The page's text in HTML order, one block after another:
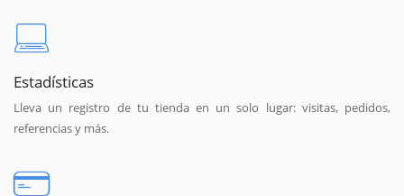
Estadísticas
Lleva un registro de tu tienda en un solo lugar: visitas, pedidos,
referencias y más.